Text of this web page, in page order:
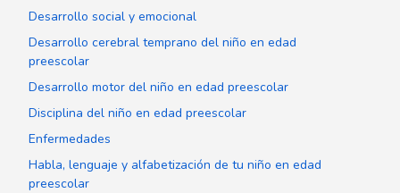
Desarrollo social y emocional
Desarrollo cerebral temprano del niño en edad
preescolar
Desarrollo motor del niño en edad preescolar
Disciplina del niño en edad preescolar
Enfermedades
Habla, lenguaje y alfabetización de tu niño en edad
preescolar